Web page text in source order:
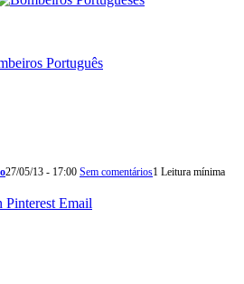
Português
27/05/13 - 17:00 Sem comentários1 Leitura mínima
Pinterest Email